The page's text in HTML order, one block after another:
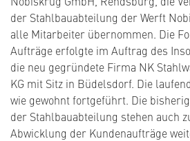
der Stahlbauabteilung der Werft
alle Mitarbeiter übernommen. Die
Aufträge erfolgte im Auftrag des
die neu gegründete Firma NK
KG mit Sitz in Büdelsdorf. Die
wie gewohnt fortgeführt. Die
der Stahlbauabteilung stehen auch
Abwicklung der Kundenaufträge